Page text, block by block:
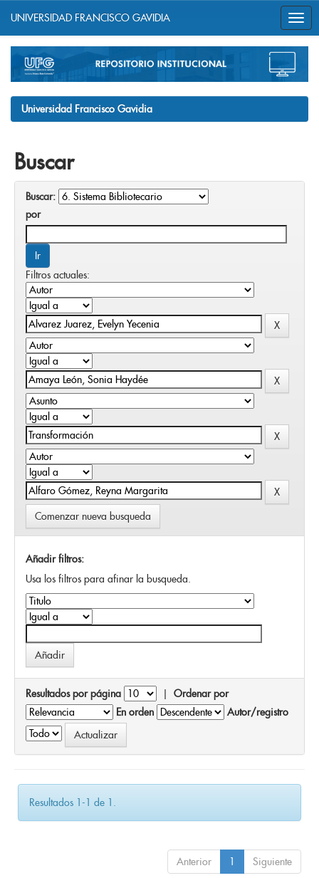
navigation
UNIVERSIDAD FRANCISCO GAVIDIA
Universidad Francisco Gavidia
Buscar
Buscar:
por
Filtros actuales:
Comenzar nueva busqueda
Añadir filtros:
Usa los filtros para afinar la busqueda.
Resultados por página | Ordenar por
En orden
Autor/registro
Resultados 1-1 de 1.
Anterior 1 Siguiente